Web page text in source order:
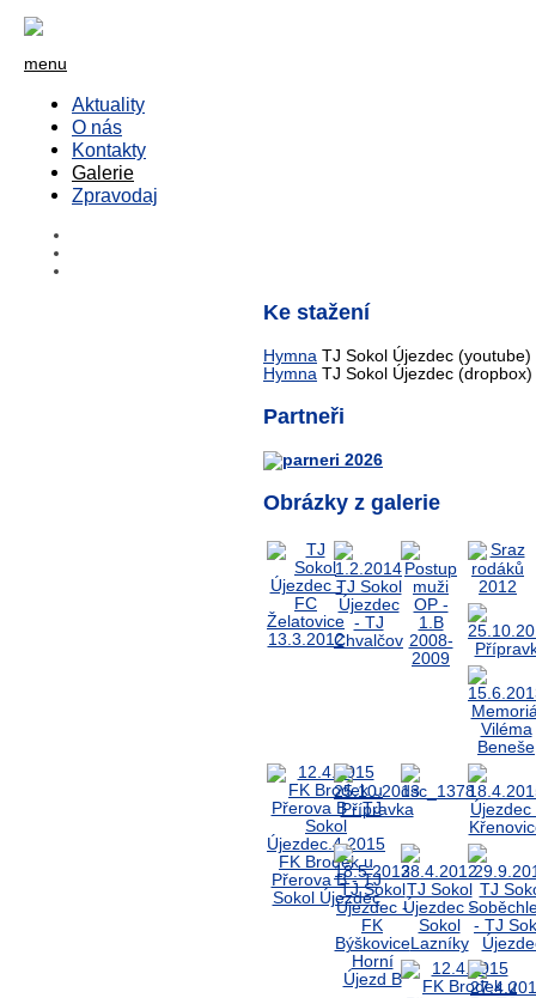
menu
Aktuality
O nás
Kontakty
Galerie
Zpravodaj
Ke stažení
Hymna TJ Sokol Újezdec (youtube)
Hymna TJ Sokol Újezdec (dropbox)
Partneři
Obrázky z galerie